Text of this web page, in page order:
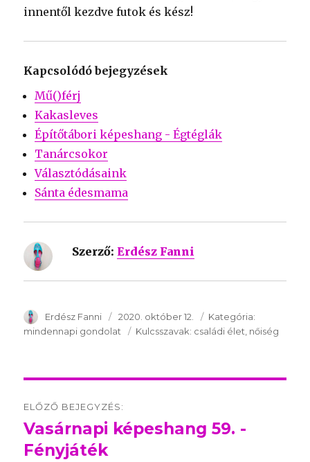
innentől kezdve futok és kész!
Kapcsolódó bejegyzések
Mű()férj
Kakasleves
Építőtábori képeshang - Égtéglák
Tanárcsokor
Választódásaink
Sánta édesmama
Szerző: Erdész Fanni
SzerzÅ
Erdész Fanni Közzétéve:
2020. október 12. Kategória:
mindennapi gondolat
Kulcsszavak: Kulcsszavak:
családi élet nőiség
navigation
ELŐZŐ BEJEGYZÉS:
Előző
bejegyzés:
Vasárnapi képeshang 59. -
Fényjáték